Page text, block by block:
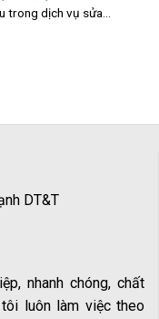
trong dịch vụ sửa...
DT&T
nhanh chóng, chất
luôn làm việc theo